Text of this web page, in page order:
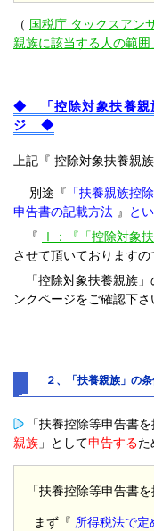
（ 国税庁 タックスアン
親族に該当する人の範囲
◆ 「控除対象扶養親
ジ ◆
上記『 控除対象扶養親
別途『 「扶養親族控
申告書の記載方法 』 と
『
Ⅰ：『「控除対象
させて頂いておりますの
「控除対象扶養親族」
ンクページをご確認下さ
２、「扶養親族」の
「扶養控除等申告書
親族 」として申告するた
「扶養控除等申告書
まず『 所得税法で定